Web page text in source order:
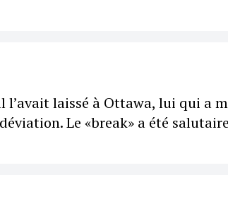
l’avait laissé à Ottawa, lui qui a
Le «break» a été